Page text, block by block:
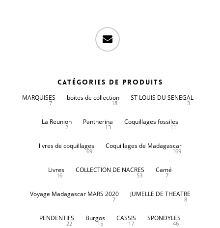
email
Catégories de produits
MARQUISES
7
boites de collection
18
ST LOUIS DU SENEGAL
3
La Reunion
2
Pantherina
13
Coquillages fossiles
11
livres de coquillages
69
Coquillages de Madagascar
169
Livres
16
COLLECTION DE NACRES
53
Camé
7
Voyage Madagascar MARS 2020
7
JUMELLE DE THEATRE
8
PENDENTIFS
22
Burgos
15
CASSIS
17
SPONDYLES
46